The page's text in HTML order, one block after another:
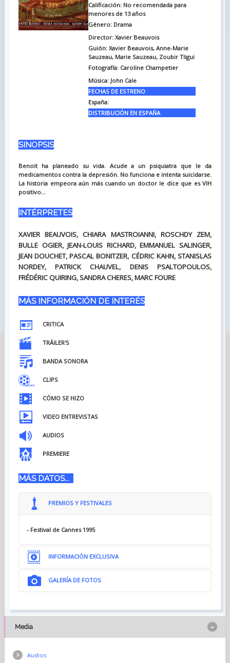
Calificación: No recomendada para
menores de 13 años
Género: Drama
Director: Xavier Beauvois
Guión: Xavier Beauvois, Anne-Marie
Sauzeau, Marie Sauzeau, Zoubir Tligui
Fotografía: Caroline Champetier
Música: John Cale
FECHAS DE ESTRENO
España:
DISTRIBUCIÓN EN ESPAÑA
SINOPSIS
Benoit ha planeado su vida. Acude a un psiquiatra que le da
medicamentos contra la depresión. No funciona e intenta suicidarse.
La historia empeora aún más cuando un doctor le dice que es VIH
positivo...
INTÉRPRETES
XAVIER BEAUVOIS, CHIARA MASTROIANNI, ROSCHDY ZEM,
BULLE OGIER, JEAN-LOUIS RICHARD, EMMANUEL SALINGER,
JEAN DOUCHET, PASCAL BONITZER, CÉDRIC KAHN, STANISLAS
NORDEY, PATRICK CHAUVEL, DENIS PSALTOPOULOS,
FRÉDÉRIC QUIRING, SANDRA CHERES, MARC FOURE
MÁS INFORMACIÓN DE INTERÉS
CRITICA
TRÁILER'S
BANDA SONORA
CLIPS
CÓMO SE HIZO
VIDEO ENTREVISTAS
AUDIOS
PREMIERE
MÁS DATOS...
PREMIOS Y FESTIVALES
- Festival de Cannes 1995
INFORMACIÓN EXCLUSIVA
GALERÍA DE FOTOS
Media
Audios